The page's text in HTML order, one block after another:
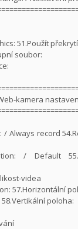
51.Použít
soubor:
kamera
/ Always record
/ Default
videa
57.Horizontální
poloha: